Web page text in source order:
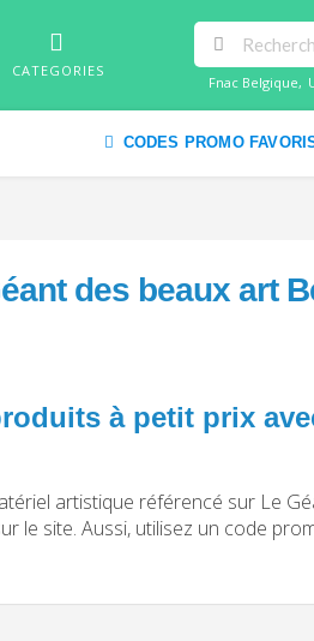
CATEGORIES
Fnac Belgique,
CODES PROMO
des beaux art
à petit prix
artistique référencé sur Le
le site. Aussi, utilisez un code